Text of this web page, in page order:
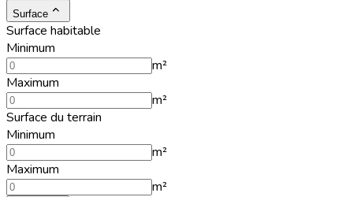
Surface
Surface habitable
Minimum
m²
Maximum
m²
Surface du terrain
Minimum
m²
Maximum
m²